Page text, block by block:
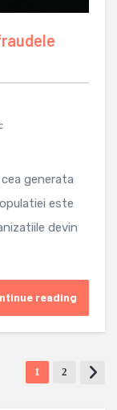
generata
este
devin
reading
1 2